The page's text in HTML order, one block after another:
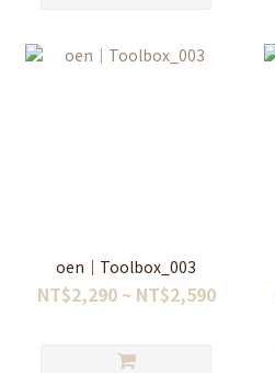
oen｜Toolbox_003
NT$2,290 ~ NT$2,590